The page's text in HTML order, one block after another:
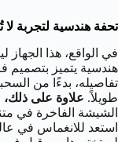
تحفة هندسية لتجربة
في الواقع، هذا
هندسية يتميز
تفاصيله، بدءًا من
طويلاً. علاوة على ذلك،
الشيشة الفاخرة في
استعد للانغماس في